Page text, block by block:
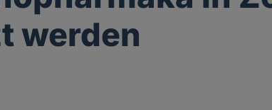
werden